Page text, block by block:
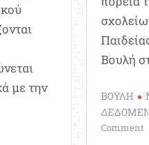
με την
Βουλή
ΒΟΥΛΗ
Commenton